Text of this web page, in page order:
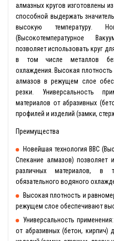
алмазных кругов изготовлены
способной выдержать
высокую температуру.
(Высокотемпературное
позволяет использовать круг
в том числе металлов без
охлаждения. Высокая
алмазов в режущем слое
резки. Универсальность
материалов от абразивных
профилей и изделий (замки,
Преимущества
Новейшая технология ВВС
Спекание алмазов) позволяет
различных материалов, в
обязательного водяного
Высокая плотность и
режущем слое обеспечивают
Универсальность
от абразивных (бетон, кирпич)